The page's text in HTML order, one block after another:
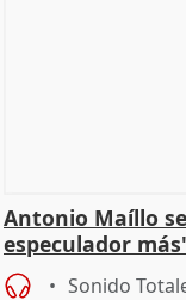
Antonio Maíllo
especulador
Becerril
Sonido